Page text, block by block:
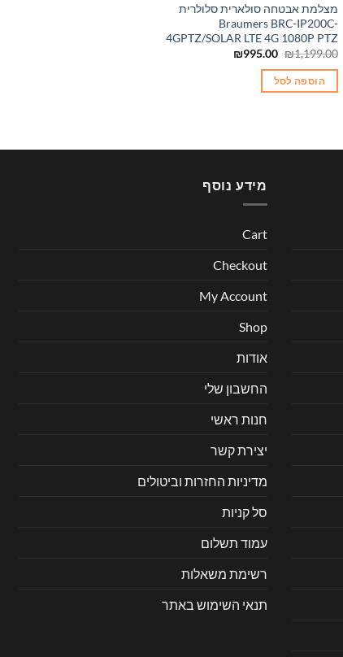
מצלמת אבטחה סולארית סלולרית
Braumers BRC-IP200C-
4GPTZ/SOLAR LTE 4G 1080P PTZ
₪1,199.00
המחיר
היה:
₪1,199.00.
₪995.00
המחיר
הוספה לסל
מידע נוסף
Cart
Checkout
My Account
Shop
אודות
החשבון שלי
חנות ראשי
יצירת קשר
מדיניות החזרות וביטולים
סל קניות
עמוד תשלום
רשימת משאלות
תנאי השימוש באתר